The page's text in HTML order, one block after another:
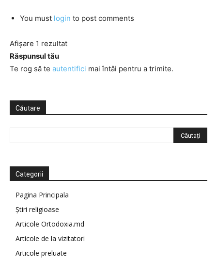
You must login to post comments
Afișare 1 rezultat
Răspunsul tău
Te rog să te autentifici mai întâi pentru a trimite.
Căutare
Categorii
Pagina Principala
Știri religioase
Articole Ortodoxia.md
Articole de la vizitatori
Articole preluate